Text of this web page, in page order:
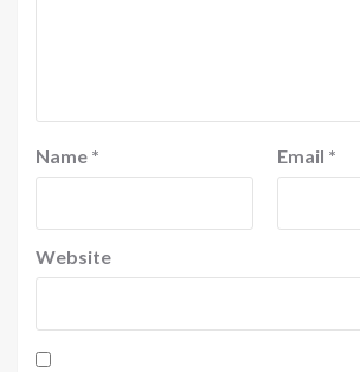
Name * Email *
Website